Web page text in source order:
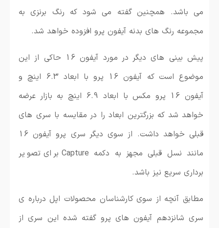
می باشد. همچنین گفته می شود که رنگ برنزی به
مجموعه رنگ های بدنه آیفون پرو افزوده خواهد شد.
پیش بینی های دیگر در مورد آیفون 16 حاکی از این
موضوع است که آیفون 16 پرو با ابعاد 6.3 اینچ و
آیفون 16 پرو مکس با ابعاد 6.9 اینچ به بازار عرضه
خواهد شد که بزرگترین ابعاد را در مقایسه با سری های
قبلی خواهد داشت. از سوی دیگر سری پرو آیفون 16
مانند نسل قبلی مجهز به دکمه Capture برای تصویر
برداری سریع نیز باشد.
مطابق آنچه از سوی کارشناسان محصولات اپل درباره ی
سری شانزدهم آیفون های پرو گفته شده این سری از